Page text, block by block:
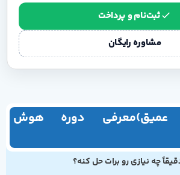
ثبت‌نام و پرداخت
مشاوره رایگان
عمیق)معرفی دوره هوش
چه نیازی رو برات حل کنه؟